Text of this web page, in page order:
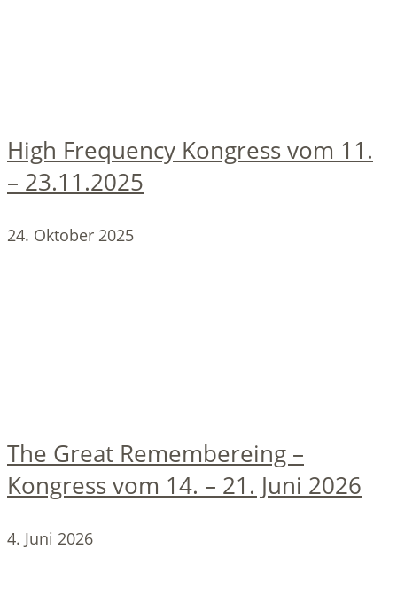
High Frequency Kongress vom 11.
– 23.11.2025
24. Oktober 2025
The Great Remembereing –
Kongress vom 14. – 21. Juni 2026
4. Juni 2026